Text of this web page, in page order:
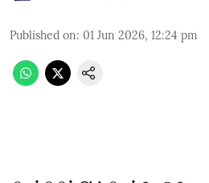
Published on: 01 Jun 2026, 12:24 pm